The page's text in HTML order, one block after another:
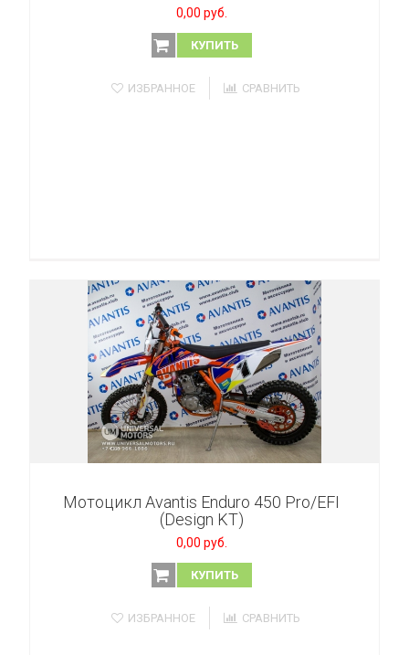
0,00 руб.
КУПИТЬ
ИЗБРАННОЕ СРАВНИТЬ
Мотоцикл Avantis Enduro 450 Pro/EFI
(Design KT)
0,00 руб.
КУПИТЬ
ИЗБРАННОЕ СРАВНИТЬ